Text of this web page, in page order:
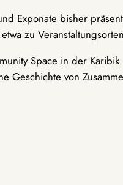
Exponate bisher
zu
Space in der
Geschichte von